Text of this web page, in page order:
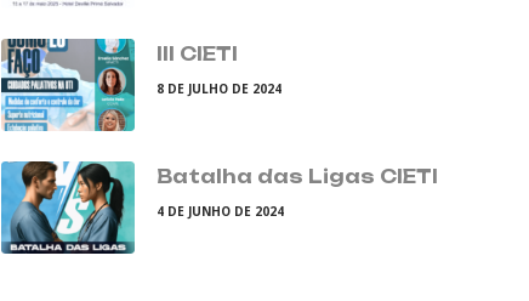
III CIETI
8 DE JULHO DE 2024
Batalha das Ligas CIETI
4 DE JUNHO DE 2024